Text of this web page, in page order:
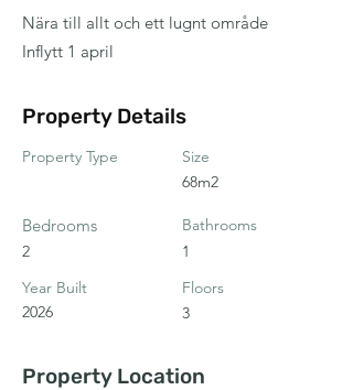
Nära till allt och ett lugnt område
Inflytt 1 april
Property Details
Property Type
Bedrooms
2
Year Built
2026
Size
68m2
Bathrooms
1
Floors
3
Property Location